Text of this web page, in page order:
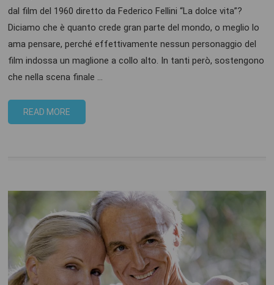
dal film del 1960 diretto da Federico Fellini “La dolce vita”?
Diciamo che è quanto crede gran parte del mondo, o meglio lo
ama pensare, perché effettivamente nessun personaggio del
film indossa un maglione a collo alto. In tanti però, sostengono
che nella scena finale …
READ MORE